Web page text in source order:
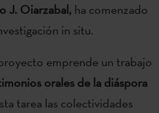
J. Oiarzabal, ha comenzado
in situ.
emprende un trabajo
orales de la diáspora
tarea las colectividades